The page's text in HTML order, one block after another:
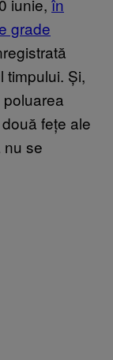
grade
timpului. Și,
poluarea
fețe ale
nu se